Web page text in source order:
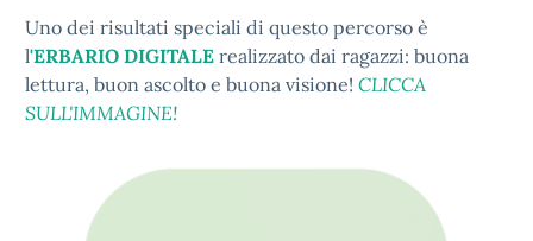
Uno dei risultati speciali di questo percorso è
l'ERBARIO DIGITALE realizzato dai ragazzi: buona
lettura, buon ascolto e buona visione! CLICCA
SULL'IMMAGINE!